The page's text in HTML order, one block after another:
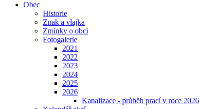
Obec
Historie
Znak a vlajka
Zmínky o obci
Fotogalerie
2021
2022
2023
2024
2025
2026
Kanalizace - průběh prací v roce 2026